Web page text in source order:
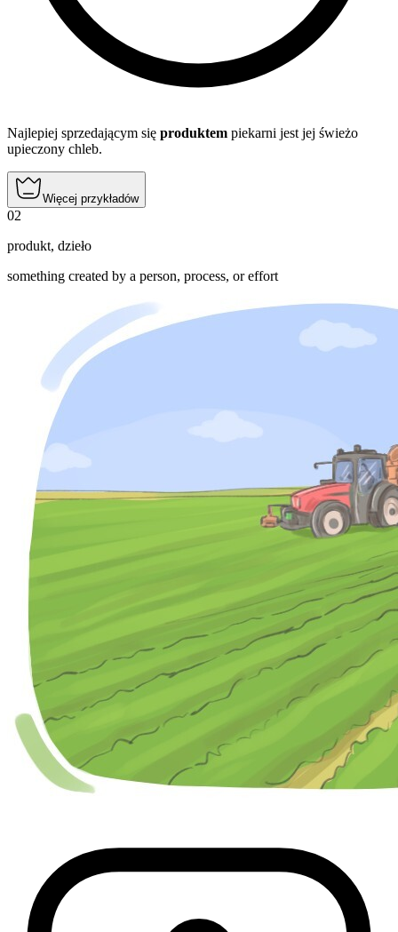
Najlepiej sprzedającym się produktem piekarni jest jej świeżo
upieczony chleb.
Więcej przykładów
02
produkt, dzieło
something created by a person, process, or effort